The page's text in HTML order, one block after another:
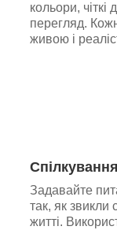
кольори,
перегляд.
живою і
Задавайте
так, як звикли
житті.